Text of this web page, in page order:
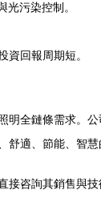
控制。
資回報周期短。
條需求。公
舒適、節能、智
咨詢其銷售與技術